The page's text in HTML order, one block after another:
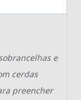
e
cerdas
preencher